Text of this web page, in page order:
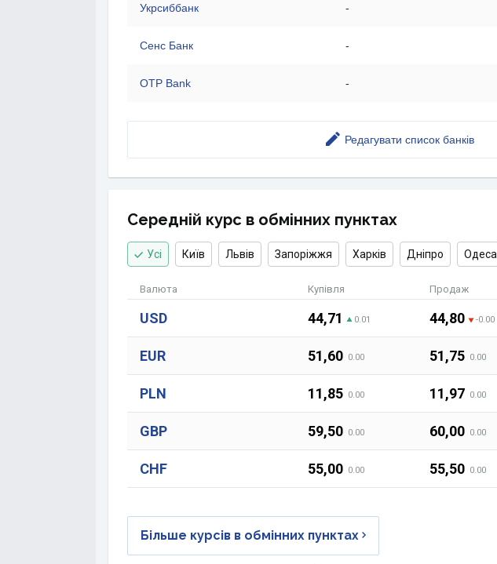
Укрсиббанк -
Сенс Банк -
OTP Bank -
Редагувати список банків
Середній курс в обмінних пунктах
Усі Київ Львів Запоріжжя Харків Дніпро Одеса
Валюта Купівля Продаж
USD 44,71 0.01 44,80 -0.00
EUR 51,60 0.00 51,75 0.00
PLN 11,85 0.00 11,97 0.00
GBP 59,50 0.00 60,00 0.00
CHF 55,00 0.00 55,50 0.00
Більше курсів в обмінних пунктах